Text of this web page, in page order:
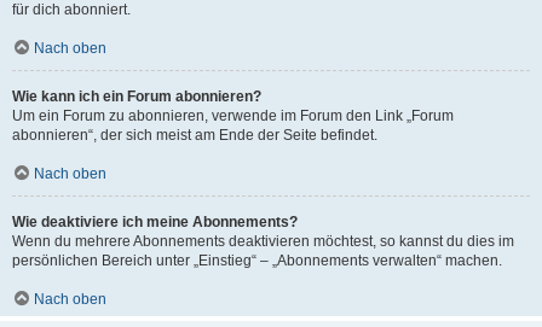
für dich abonniert.
Nach oben
Wie kann ich ein Forum abonnieren?
Um ein Forum zu abonnieren, verwende im Forum den Link „Forum
abonnieren“, der sich meist am Ende der Seite befindet.
Nach oben
Wie deaktiviere ich meine Abonnements?
Wenn du mehrere Abonnements deaktivieren möchtest, so kannst du dies im
persönlichen Bereich unter „Einstieg“ – „Abonnements verwalten“ machen.
Nach oben